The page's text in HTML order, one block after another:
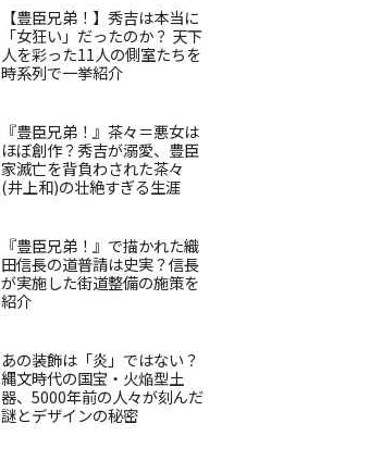
【豊臣兄弟！】秀吉は本当に
「女狂い」だったのか？ 天下
人を彩った11人の側室たちを
時系列で一挙紹介
『豊臣兄弟！』茶々＝悪女は
ほぼ創作？秀吉が溺愛、豊臣
家滅亡を背負わされた茶々
(井上和)の壮絶すぎる生涯
『豊臣兄弟！』で描かれた織
田信長の道普請は史実？信長
が実施した街道整備の施策を
紹介
あの装飾は「炎」ではない？
縄文時代の国宝・火焔型土
器、5000年前の人々が刻んだ
謎とデザインの秘密